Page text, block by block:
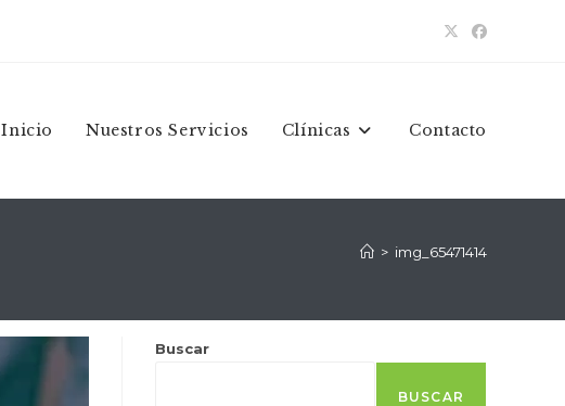
Inicio Nuestros Servicios Clínicas Contacto
> img_65471414
Buscar
BUSCAR